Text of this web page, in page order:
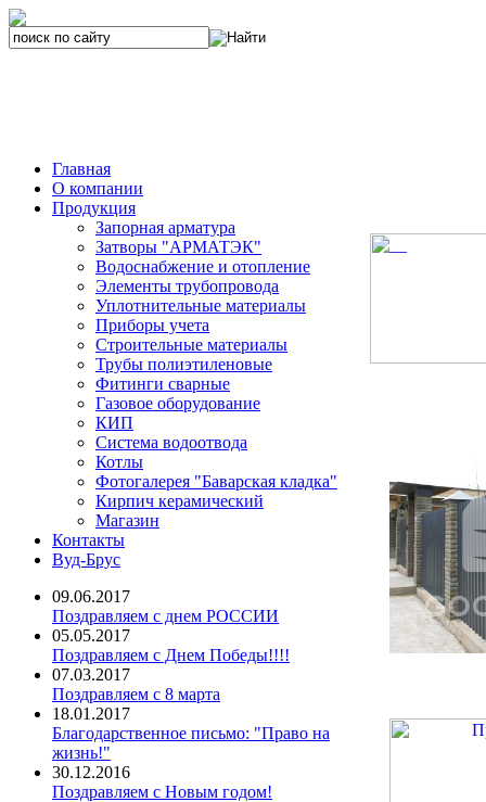
Главная
О компании
Продукция
Запорная арматура
Затворы "АРМАТЭК"
Водоснабжение и отопление
Элементы трубопровода
Уплотнительные материалы
Приборы учета
Строительные материалы
Трубы полиэтиленовые
Фитинги сварные
Газовое оборудование
КИП
Система водоотвода
Котлы
Фотогалерея "Баварская кладка"
Кирпич керамический
Магазин
Контакты
Вуд-Брус
09.06.2017
Поздравляем с днем РОССИИ
05.05.2017
Поздравляем с Днем Победы!!!!
07.03.2017
Поздравляем с 8 марта
18.01.2017
Благодарственное письмо: "Право на
жизнь!"
30.12.2016
Поздравляем с Новым годом!